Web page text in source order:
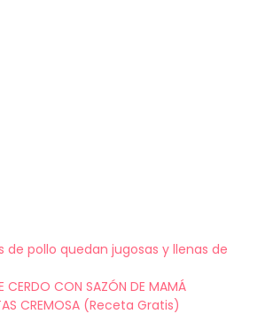
de pollo quedan jugosas y llenas de
CERDO CON SAZÓN DE MAMÁ
CREMOSA (Receta Gratis)